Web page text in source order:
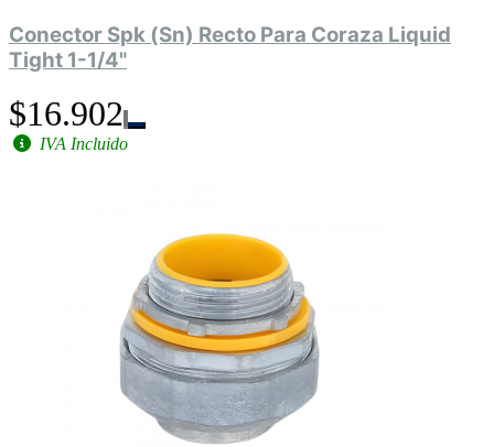
Conector Spk (Sn) Recto Para Coraza Liquid
Tight 1-1/4"
$16.902
IVA Incluido